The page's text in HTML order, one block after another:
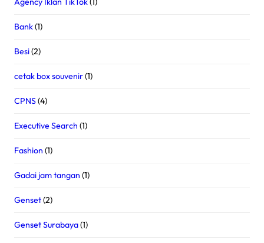
Bank(1)
Besi(2)
cetak box souvenir(1)
CPNS(4)
Executive Search (1)
Fashion (1)
Gadai jam tangan (1)
Genset(2)
Genset Surabaya(1)